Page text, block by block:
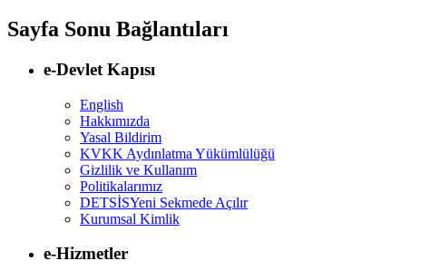
Sayfa Sonu Bağlantıları
e-Devlet Kapısı
English
Hakkımızda
Yasal Bildirim
KVKK Aydınlatma Yükümlülüğü
Gizlilik ve Kullanım
Politikalarımız
DETSİSYeni Sekmede Açılır
Kurumsal Kimlik
e-Hizmetler